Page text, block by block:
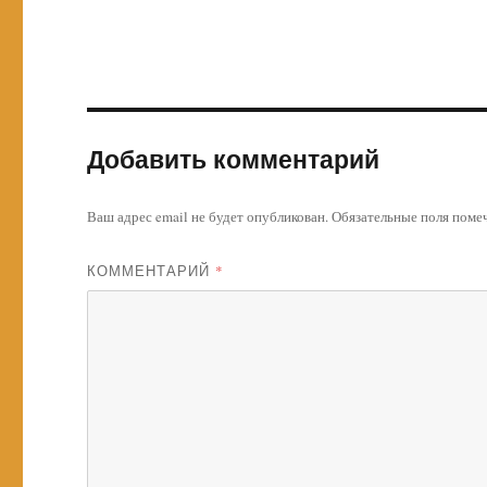
Добавить комментарий
Ваш адрес email не будет опубликован.Обязательные поля
КОММЕНТАРИЙ *